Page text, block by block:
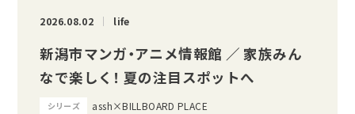
2026.08.02 life
新潟市マンガ・アニメ情報館 ／ 家族みん
なで楽しく！ 夏の注目スポットへ
シリーズ assh×BILLBOARD PLACE